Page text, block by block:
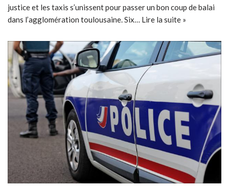
justice et les taxis s’unissent pour passer un bon coup de balai
dans l’agglomération toulousaine. Six… Lire la suite »